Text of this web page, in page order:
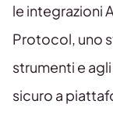
le integrazioni
Protocol, uno
strumenti e
sicuro a